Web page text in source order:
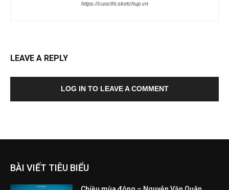
https://cuocthi.sketchup.vn
LEAVE A REPLY
LOG IN TO LEAVE A COMMENT
BÀI VIẾT TIÊU BIỂU